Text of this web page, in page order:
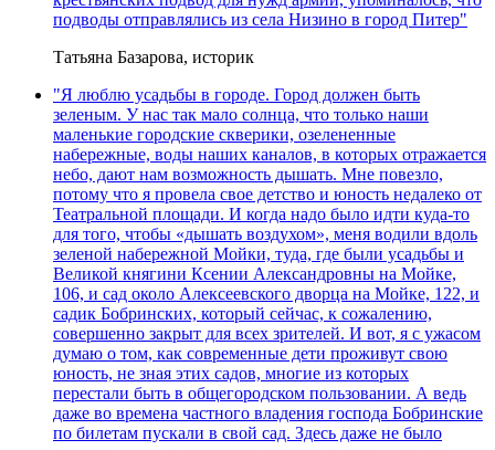
подводы отправлялись из села Низино в город Питер"
Татьяна Базарова, историк
"Я люблю усадьбы в городе. Город должен быть
зеленым. У нас так мало солнца, что только наши
маленькие городские скверики, озелененные
набережные, воды наших каналов, в которых отражается
небо, дают нам возможность дышать. Мне повезло,
потому что я провела свое детство и юность недалеко от
Театральной площади. И когда надо было идти куда-то
для того, чтобы «дышать воздухом», меня водили вдоль
зеленой набережной Мойки, туда, где были усадьбы и
Великой княгини Ксении Александровны на Мойке,
106, и сад около Алексеевского дворца на Мойке, 122, и
садик Бобринских, который сейчас, к сожалению,
совершенно закрыт для всех зрителей. И вот, я с ужасом
думаю о том, как современные дети проживут свою
юность, не зная этих садов, многие из которых
перестали быть в общегородском пользовании. А ведь
даже во времена частного владения господа Бобринские
по билетам пускали в свой сад. Здесь даже не было